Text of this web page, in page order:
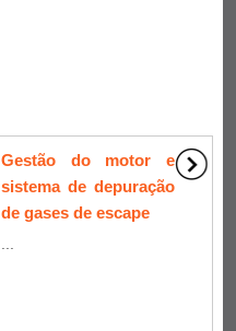
Gestão do motor e
sistema de depuração
de gases de escape